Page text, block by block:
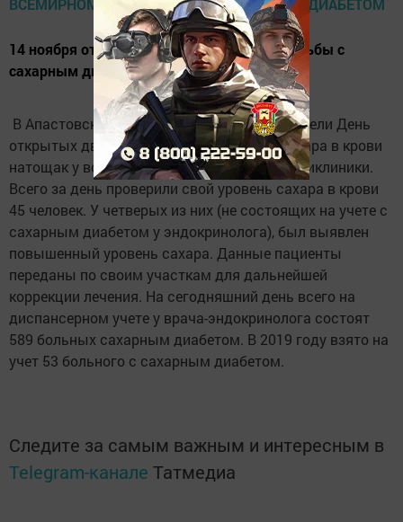
14 ноября отмечается Всемирный день борьбы с
сахарным диабетом.
В Апастовской центральной больнице провели День
открытых дверей – проверяли уровень сахара в крови
натощак у всех желающих посетителей поликлиники.
Всего за день проверили свой уровень сахара в крови
45 человек. У четверых из них (не состоящих на учете с
сахарным диабетом у эндокринолога), был выявлен
повышенный уровень сахара. Данные пациенты
переданы по своим участкам для дальнейшей
коррекции лечения. На сегодняшний день всего на
диспансерном учете у врача-эндокринолога состоят
589 больных сахарным диабетом. В 2019 году взято на
учет 53 больного с сахарным диабетом.
Следите за самым важным и интересным в
Telegram-канале Татмедиа